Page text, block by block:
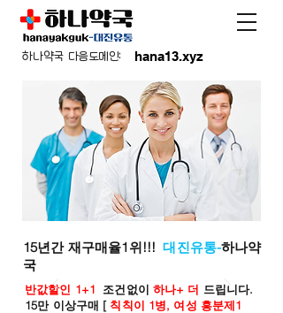
hana13.xyz
하나약국 다음도메인:
15년간 재구매율1위!!!대진유통-하나약
국
반값할인 1+1 조건없이 하나+ 더 드립니다.
15만 이상구매 [ 칙칙이 1병, 여성 흥분제1